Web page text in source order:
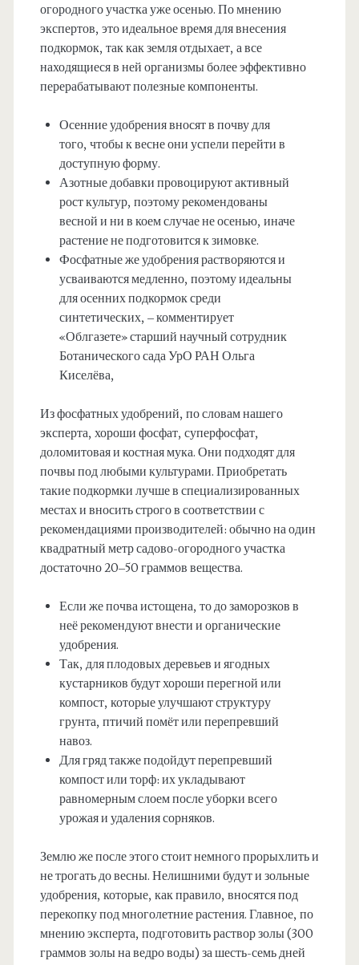
огородного участка уже осенью. По мнению
экспертов, это идеальное время для внесения
подкормок, так как земля отдыхает, а все
находящиеся в ней организмы более эффективно
перерабатывают полезные компоненты.
Осенние удобрения вносят в почву для
того, чтобы к весне они успели перейти в
доступную форму.
Азотные добавки провоцируют активный
рост культур, поэтому рекомендованы
весной и ни в коем случае не осенью, иначе
растение не подготовится к зимовке.
Фосфатные же удобрения растворяются и
усваиваются медленно, поэтому идеальны
для осенних подкормок среди
синтетических, – комментирует
«Облгазете» старший научный сотрудник
Ботанического сада УрО РАН Ольга
Киселёва,
Из фосфатных удобрений, по словам нашего
эксперта, хороши фосфат, суперфосфат,
доломитовая и костная мука. Они подходят для
почвы под любыми культурами. Приобретать
такие подкормки лучше в специализированных
местах и вносить строго в соответствии с
рекомендациями производителей: обычно на один
квадратный метр садово-огородного участка
достаточно 20–50 граммов вещества.
Если же почва истощена, то до заморозков в
неё рекомендуют внести и органические
удобрения.
Так, для плодовых деревьев и ягодных
кустарников будут хороши перегной или
компост, которые улучшают структуру
грунта, птичий помёт или перепревший
навоз.
Для гряд также подойдут перепревший
компост или торф: их укладывают
равномерным слоем после уборки всего
урожая и удаления сорняков.
Землю же после этого стоит немного прорыхлить и
не трогать до весны. Нелишними будут и зольные
удобрения, которые, как правило, вносятся под
перекопку под многолетние растения. Главное, по
мнению эксперта, подготовить раствор золы (300
граммов золы на ведро воды) за шесть-семь дней